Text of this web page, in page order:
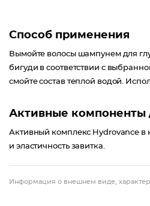
Способ применения
Вымойте волосы шампунем для
бигуди в соответствии с
смойте состав теплой водой.
Активные компоненты
Активный комплекс Hydrovance в
и эластичность завитка.
Информация о внешнем виде,